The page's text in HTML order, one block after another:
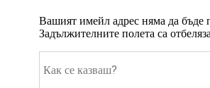
Вашият имейл адрес няма да бъде
Задължителните полета са